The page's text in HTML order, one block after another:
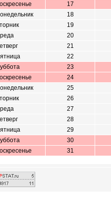
17
18
19
20
21
22
23
24
25
26
27
28
29
30
31